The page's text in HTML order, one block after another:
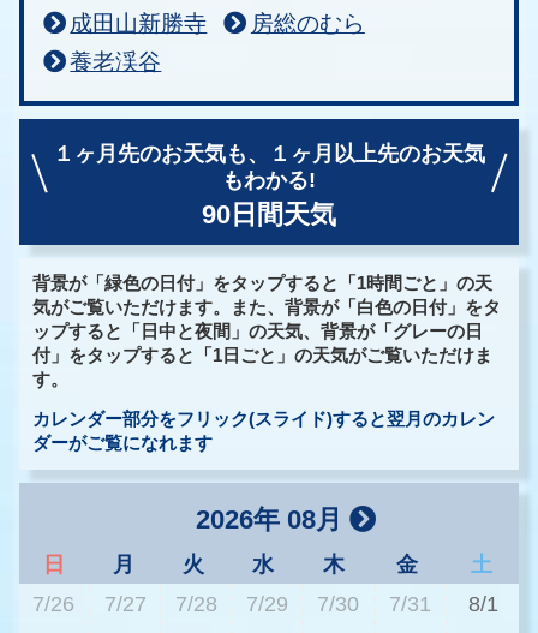
成田山新勝寺
房総のむら
養老渓谷
１ヶ月先のお天気も、
１ヶ月以上先のお天気
もわかる!
90日間天気
背景が「緑色の日付」をタップすると「1時間ごと」の天
気がご覧いただけます。また、背景が「白色の日付」をタ
ップすると「日中と夜間」の天気、背景が「グレーの日
付」をタップすると「1日ごと」の天気がご覧いただけま
す。
カレンダー部分をフリック(スライド)すると翌月のカレン
ダーがご覧になれます
2026年 08月
日 月 火 水 木 金
土
7/26
7/27 7/28 7/29 7/30 7/31 8/1